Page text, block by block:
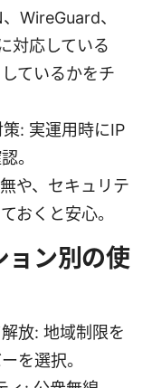
WireGuard、
対応している
ているかをチ
: 実運用時にIP
。
や、セキュリテ
おくと安心。
ョン別の使
放: 地域制限を
を選択。